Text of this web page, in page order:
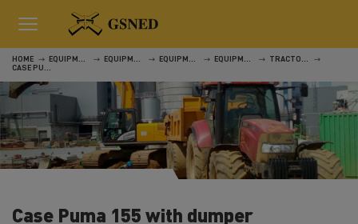
HOME EQUIPMENT EQUIPMENT EQUIPMENT EQUIPMENT
TRACTORS, MOWING AND PRUNING MACHINES
CASE PUMA 155 WITH DUMPER
Case Puma 155 with dumper